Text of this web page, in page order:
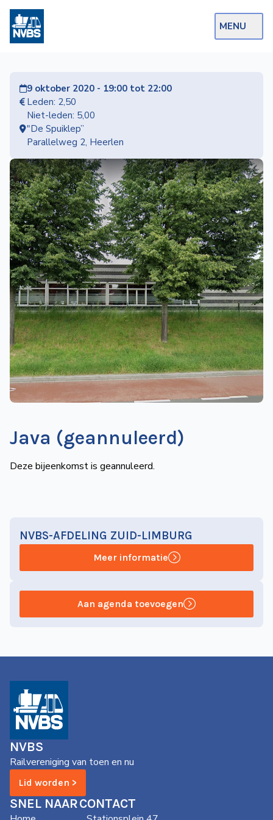
MENU
Op de Rails
NVBS Actueel
Afdelingen
Excursies
Actueel
Ons
aanbod
Over
de
NVBS
Wegwijzer
Mijn
NVBS
9 oktober 2020 - 19:00 tot 22:00
Leden: 2,50
Niet-leden: 5,00
"De Spuiklep”
Parallelweg 2, Heerlen
Java (geannuleerd)
Deze bijeenkomst is geannuleerd.
NVBS-AFDELING ZUID-LIMBURG
Meer informatie
Aan agenda toevoegen
NVBS
Railvereniging van toen en nu
Lid worden >
SNEL NAARCONTACT